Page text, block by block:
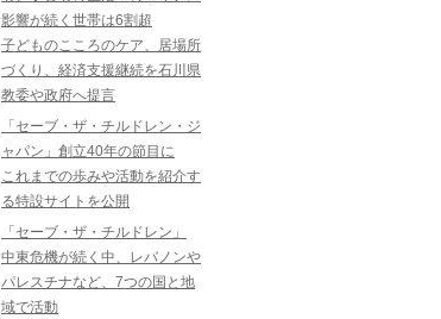
影響が続く世帯は6割超
子どものこころのケア、居場所
づくり、経済支援継続を石川県
教委や政府へ提言
「セーブ・ザ・チルドレン・ジ
ャパン」創立40年の節目に
これまでの歩みや活動を紹介す
る特設サイトを公開
「セーブ・ザ・チルドレン」
中東危機が続く中、レバノンや
パレスチナなど、7つの国と地
域で活動